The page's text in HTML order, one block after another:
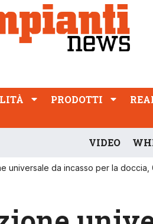
PRODOTTI
PRODOTTI
VIDEO
universale da incasso per la doccia,